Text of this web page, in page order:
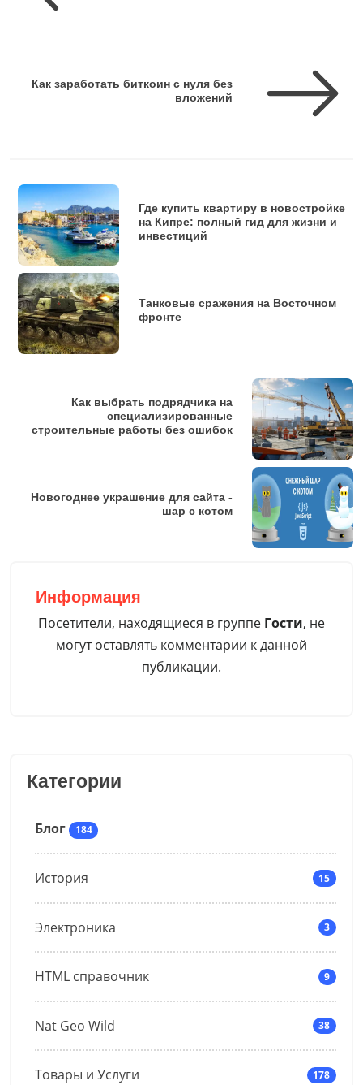
Категории
Блог 184
История 15
Электроника 3
HTML справочник 9
Nat Geo Wild 38
Товары и Услуги 178
Как заработать биткоин с нуля без
вложений
Где купить квартиру в новостройке
на Кипре: полный гид для жизни и
инвестиций
Танковые сражения на Восточном
фронте
Как выбрать подрядчика на
специализированные
строительные работы без ошибок
Новогоднее украшение для сайта -
шар с котом
Информация
Посетители, находящиеся в группе Гости, не
могут оставлять комментарии к данной
публикации.